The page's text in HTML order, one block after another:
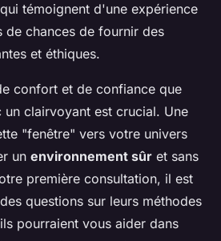
témoignent d'une expérience
de chances de fournir des
et éthiques.
confort et de confiance que
un clairvoyant est crucial. Une
"fenêtre" vers votre univers
un environnement sûr et sans
première consultation, il est
questions sur leurs méthodes
pourraient vous aider dans